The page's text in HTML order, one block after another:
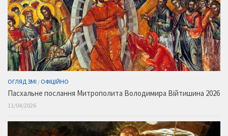
ОГЛЯД ЗМІ / ОФІЦІЙНО
Пасхальне послання Митрополита Володимира Війтишина 2026
11/04/2026